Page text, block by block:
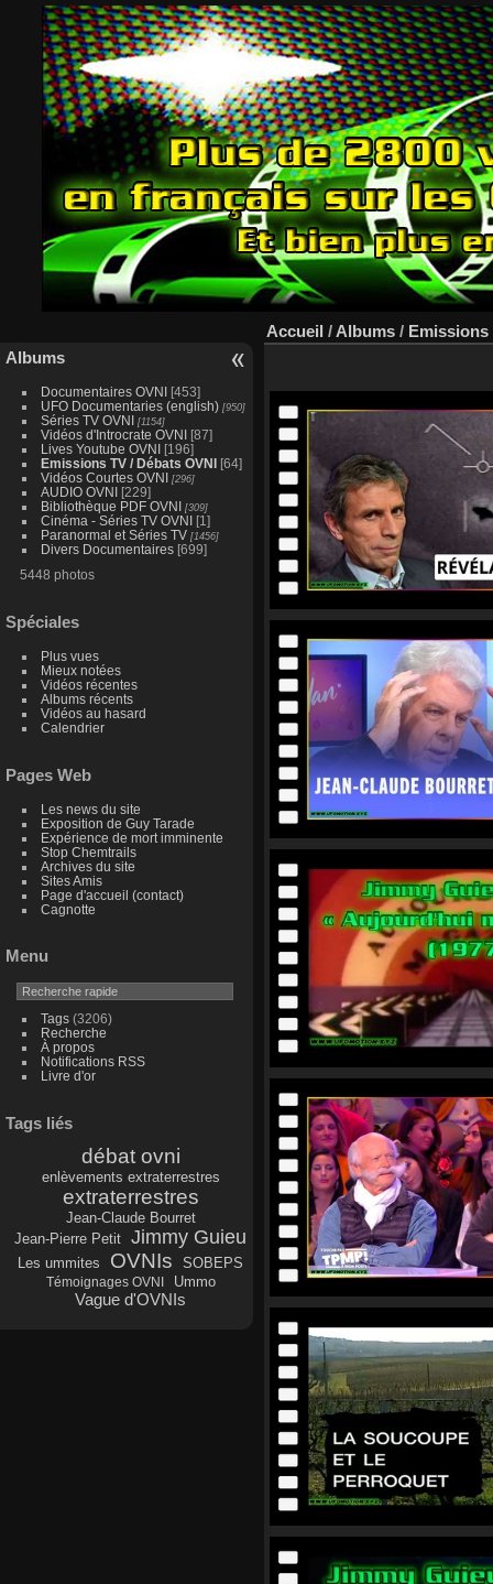
Albums
Documentaires OVNI [453]
UFO Documentaries (english) [950]
Séries TV OVNI [1154]
Vidéos d'Introcrate OVNI [87]
Lives Youtube OVNI [196]
Emissions TV / Débats OVNI [64]
Vidéos Courtes OVNI [296]
AUDIO OVNI [229]
Bibliothèque PDF OVNI [309]
Cinéma - Séries TV OVNI [1]
Paranormal et Séries TV [1456]
Divers Documentaires [699]
5448 photos
Spéciales
Plus vues
Mieux notées
Vidéos récentes
Albums récents
Vidéos au hasard
Calendrier
Pages Web
Les news du site
Exposition de Guy Tarade
Expérience de mort imminente
Stop Chemtrails
Archives du site
Sites Amis
Page d'accueil (contact)
Cagnotte
Menu
Tags(3206)
Recherche
À propos
Notifications RSS
Livre d'or
Tags liés
débat ovni
enlèvements extraterrestres
extraterrestres
Jean-Claude Bourret
Jean-Pierre Petit
Jimmy Guieu
Les ummites OVNIs SOBEPS
Témoignages OVNI Ummo
Vague d'OVNIs
Accueil / Albums / Emissions